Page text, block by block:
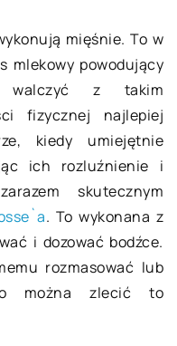
mięśnie. To w
mlekowy powodujący
walczyć z takim
fizycznej najlepiej
kiedy umiejętnie
ich rozluźnienie i
skutecznym
. To wykonana z
i dozować bodźce.
rozmasować lub
można zlecić to